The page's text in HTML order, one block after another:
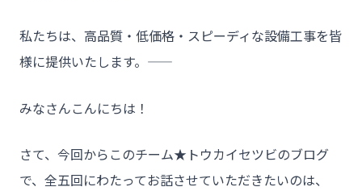
私たちは、高品質・低価格・スピーディな設備工事を皆
様に提供いたします。――
みなさんこんにちは！
さて、今回からこのチーム★トウカイセツビのブログ
で、全五回にわたってお話させていただきたいのは、